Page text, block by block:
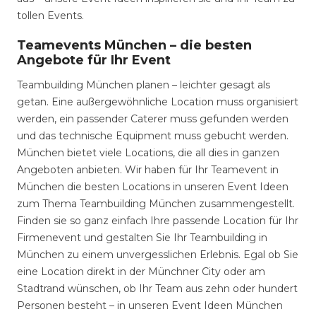
tollen Events.
Teamevents München – die besten
Angebote für Ihr Event
Teambuilding München planen – leichter gesagt als
getan. Eine außergewöhnliche Location muss organisiert
werden, ein passender Caterer muss gefunden werden
und das technische Equipment muss gebucht werden.
München bietet viele Locations, die all dies in ganzen
Angeboten anbieten. Wir haben für Ihr Teamevent in
München die besten Locations in unseren Event Ideen
zum Thema Teambuilding München zusammengestellt.
Finden sie so ganz einfach Ihre passende Location für Ihr
Firmenevent und gestalten Sie Ihr Teambuilding in
München zu einem unvergesslichen Erlebnis. Egal ob Sie
eine Location direkt in der Münchner City oder am
Stadtrand wünschen, ob Ihr Team aus zehn oder hundert
Personen besteht – in unseren Event Ideen München